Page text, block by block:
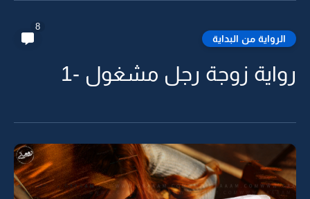
الرواية من البداية
8
رواية زوجة رجل مشغول -1